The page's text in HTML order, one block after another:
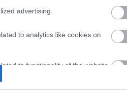
advertising.
to analytics like cookies on
to functionality of the website